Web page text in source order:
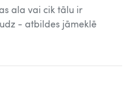
ala vai cik tālu ir
- atbildes jāmeklē